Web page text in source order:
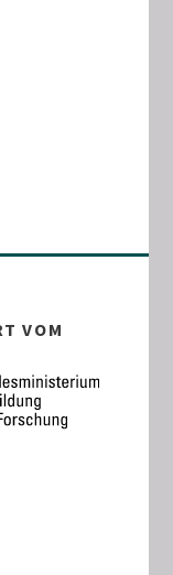
VOM